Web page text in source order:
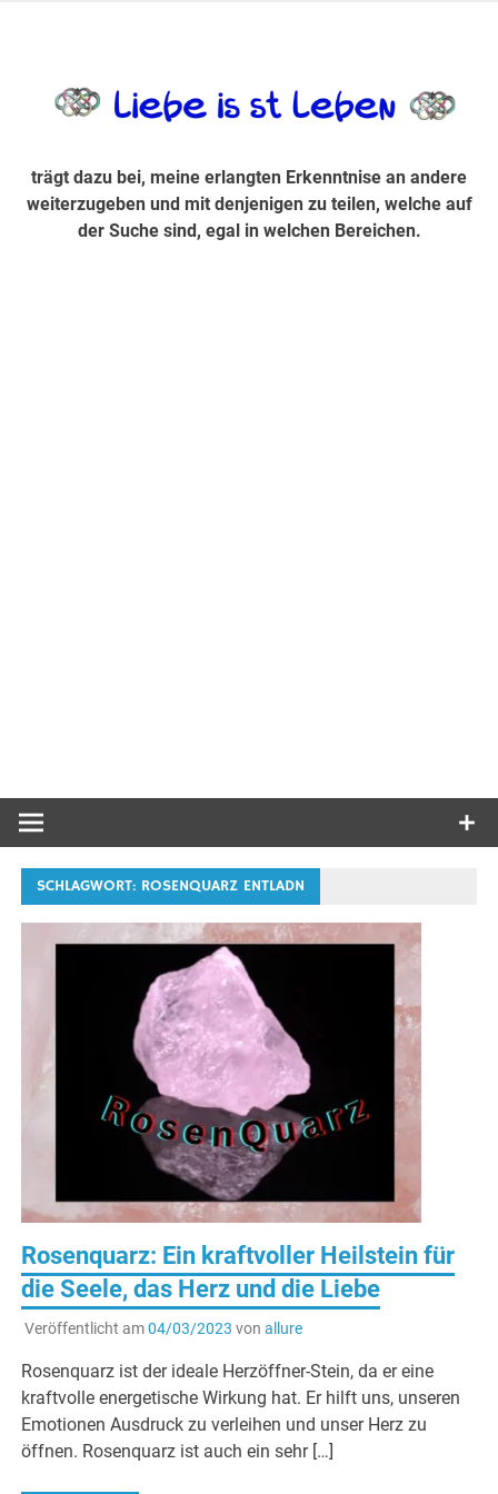
Suche sind, egal in welchen Bereichen.
trägt dazu bei, meine erlangten Erkenntnise an andere
weiterzugeben und mit denjenigen zu teilen, welche auf
der Suche sind, egal in welchen Bereichen.
SCHLAGWORT: ROSENQUARZ ENTLADN
Rosenquarz: Ein kraftvoller Heilstein für
die Seele, das Herz und die Liebe
Veröffentlicht am04/03/2023 von allure
Rosenquarz ist der ideale Herzöffner-Stein, da er eine
kraftvolle energetische Wirkung hat. Er hilft uns, unseren
Emotionen Ausdruck zu verleihen und unser Herz zu
öffnen. Rosenquarz ist auch ein sehr […]